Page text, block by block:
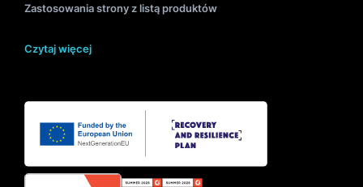
Zastosowania strony z listą produktów
Czytaj więcej